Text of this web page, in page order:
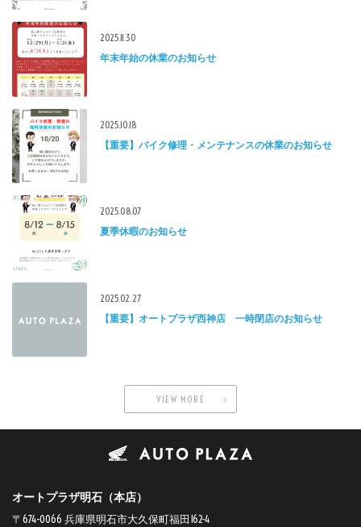
2025.11.30
年末年始の休業のお知らせ
2025.10.18
【重要】バイク修理・メンテナンスの休業のお知らせ
2025.08.07
夏季休暇のお知らせ
2025.02.27
【重要】オートプラザ西神店 一時閉店のお知らせ
VIEW MORE
オートプラザ明石（本店）
〒674-0066 兵庫県明石市大久保町福田162-4